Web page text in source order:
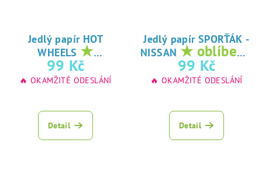
Jedlý papír HOT
WHEELS ★
oblíbený tisk na
jedlý papír
99 Kč
🔥 OKAMŽITÉ ODESLÁNÍ
Detail
Jedlý papír SPORŤÁK -
NISSAN ★ oblíbený
tisk na jedlý
papír
99 Kč
🔥 OKAMŽITÉ ODESLÁNÍ
Detail